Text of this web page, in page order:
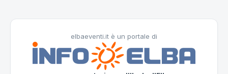
elbaeventi.it è un portale di